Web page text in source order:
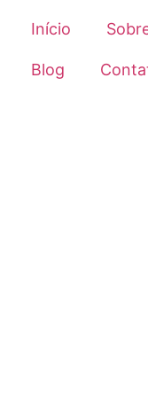
Início
Blog